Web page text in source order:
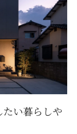
い暮らしや